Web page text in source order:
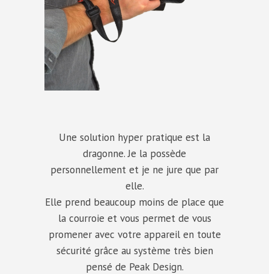
Une solution hyper pratique est la
dragonne. Je la possède
personnellement et je ne jure que par
elle.
Elle prend beaucoup moins de place que
la courroie et vous permet de vous
promener avec votre appareil en toute
sécurité grâce au système très bien
pensé de Peak Design.